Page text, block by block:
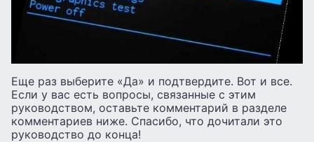
Еще раз выберите «Да» и подтвердите. Вот и все.
Если у вас есть вопросы, связанные с этим
руководством, оставьте комментарий в разделе
комментариев ниже. Спасибо, что дочитали это
руководство до конца!